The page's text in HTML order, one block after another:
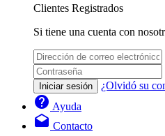
Clientes Registrados
Si tiene una cuenta con
Iniciar sesión ¿Olvidó su
help Ayuda
drafts Contacto